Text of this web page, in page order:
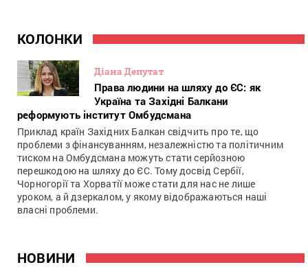
КОЛОНКИ
Діана Депутат
Права людини на шляху до ЄС: як
Україна та Західні Балкани
реформують інститут Омбудсмана
Приклад країн Західних Балкан свідчить про те, що
проблеми з фінансуванням, незалежністю та політичним
тиском на Омбудсмана можуть стати серйозною
перешкодою на шляху до ЄС. Тому досвід Сербії,
Чорногорії та Хорватії може стати для нас не лише
уроком, а й дзеркалом, у якому відображаються наші
власні проблеми.
НОВИНИ